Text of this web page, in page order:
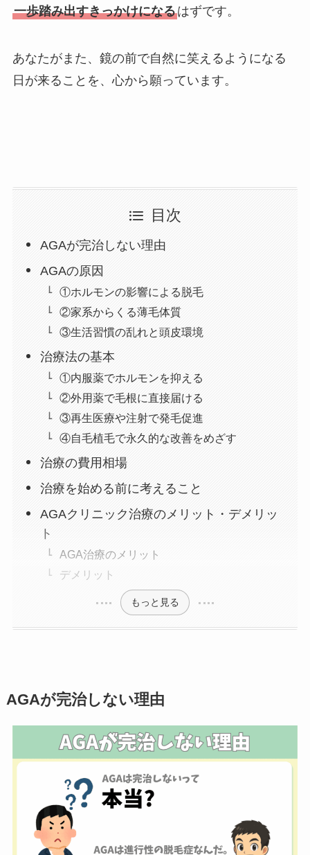
一歩踏み出すきっかけになるはずです。
あなたがまた、鏡の前で自然に笑えるようになる
日が来ることを、心から願っています。
目次
AGAが完治しない理由
AGAの原因
①ホルモンの影響による脱毛
②家系からくる薄毛体質
③生活習慣の乱れと頭皮環境
治療法の基本
①内服薬でホルモンを抑える
②外用薬で毛根に直接届ける
③再生医療や注射で発毛促進
④自毛植毛で永久的な改善をめざす
治療の費用相場
治療を始める前に考えること
AGAクリニック治療のメリット・デメリッ
ト
AGA治療のメリット
デメリット
もっと見る
AGAが完治しない理由